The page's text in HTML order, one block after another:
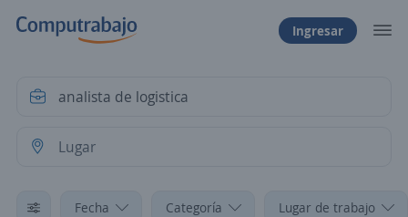
Ingresar
Fecha Categoría Lugar de trabajo